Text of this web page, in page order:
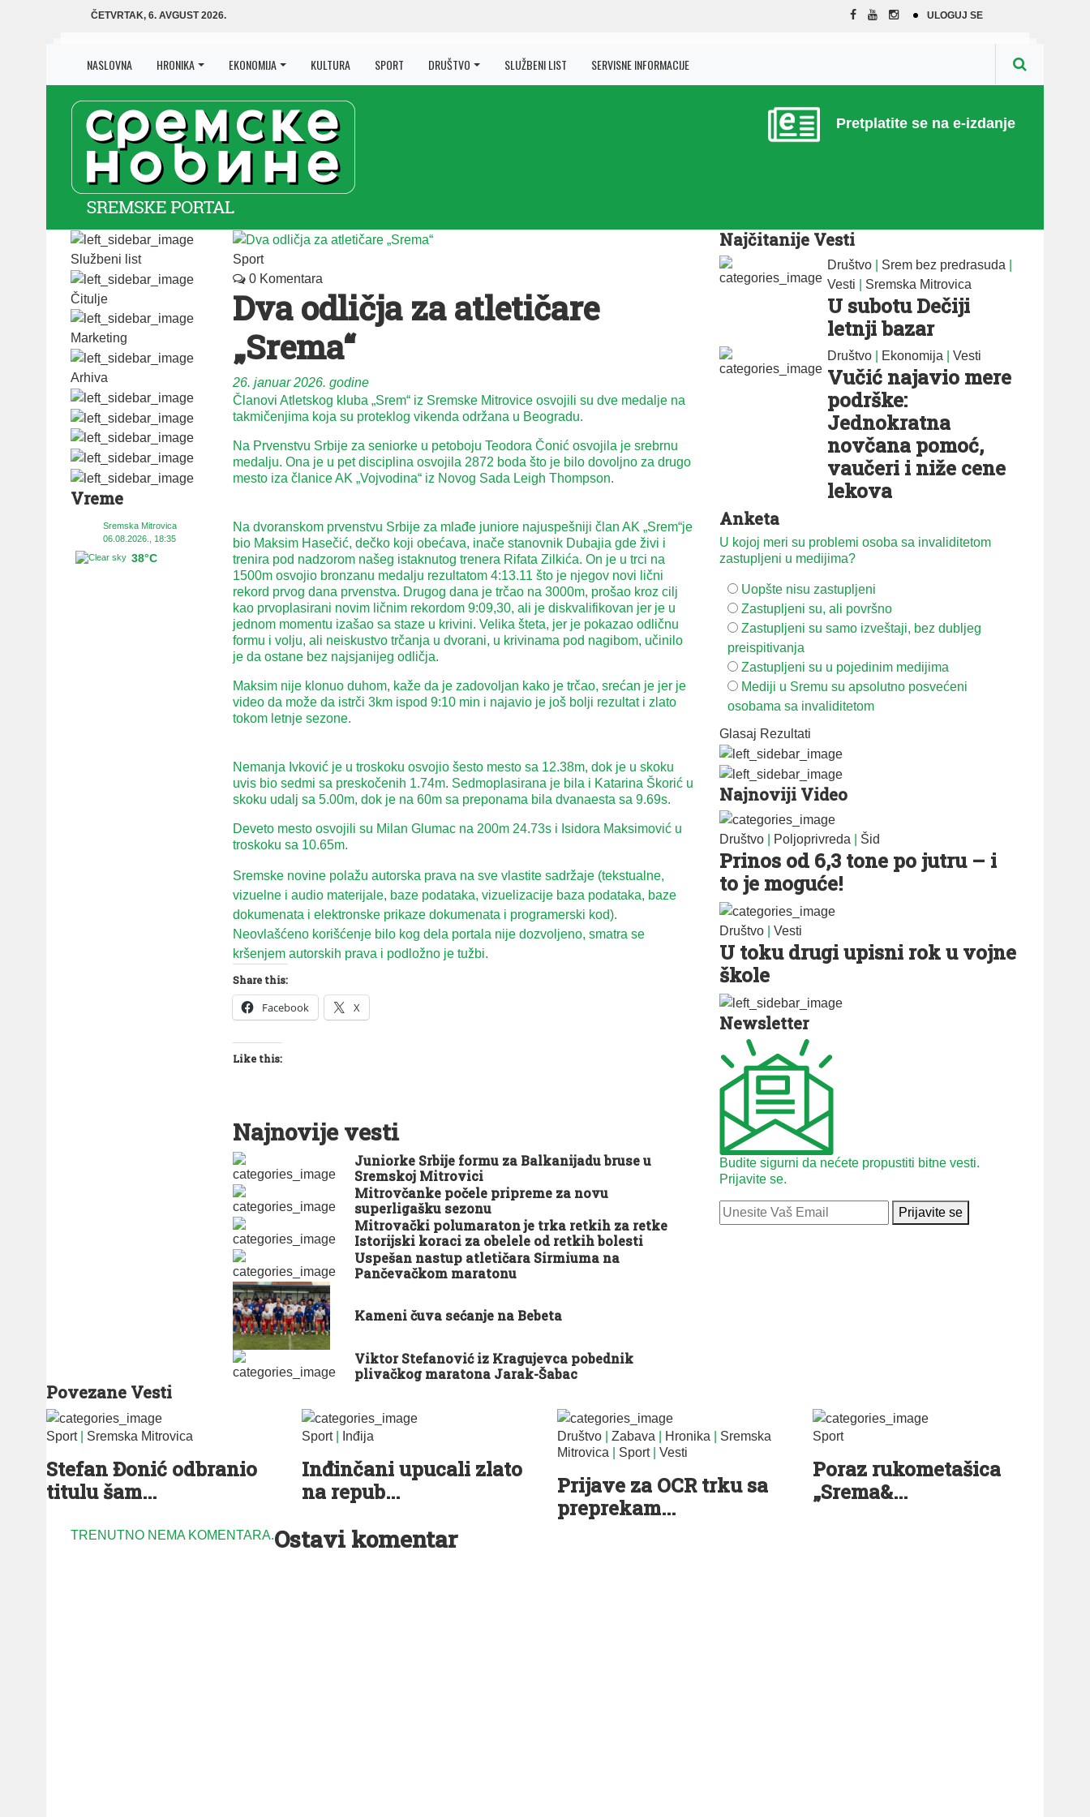
ČETVRTAK, 6. AVGUST 2026. ULOGUJ SE
NASLOVNA HRONIKA EKONOMIJA KULTURA SPORT DRUŠTVO SLUŽBENI LIST SERVISNE INFORMACIJE
Pretplatite se na e-izdanje
Službeni list
Čitulje
Marketing
Arhiva
Vreme
Sremska Mitrovica
06.08.2026., 18:35
38°C
Sport
0 Komentara
Dva odličja za atletičare
„Srema“
26. januar 2026. godine
Članovi Atletskog kluba „Srem“ iz Sremske Mitrovice osvojili su dve medalje na
takmičenjima koja su proteklog vikenda održana u Beogradu.
Na Prvenstvu Srbije za seniorke u petoboju Teodora Čonić osvojila je srebrnu
medalju. Ona je u pet disciplina osvojila 2872 boda što je bilo dovoljno za drugo
mesto iza članice AK „Vojvodina“ iz Novog Sada Leigh Thompson.
Na dvoranskom prvenstvu Srbije za mlađe juniore najuspešniji član AK „Srem“je
bio Maksim Hasečić, dečko koji obećava, inače stanovnik Dubajia gde živi i
trenira pod nadzorom našeg istaknutog trenera Rifata Zilkića. On je u trci na
1500m osvojio bronzanu medalju rezultatom 4:13.11 što je njegov novi lični
rekord prvog dana prvenstva. Drugog dana je trčao na 3000m, prošao kroz cilj
kao prvoplasirani novim ličnim rekordom 9:09,30, ali je diskvalifikovan jer je u
jednom momentu izašao sa staze u krivini. Velika šteta, jer je pokazao odličnu
formu i volju, ali neiskustvo trčanja u dvorani, u krivinama pod nagibom, učinilo
je da ostane bez najsjanijeg odličja.
Maksim nije klonuo duhom, kaže da je zadovoljan kako je trčao, srećan je jer je
video da može da istrči 3km ispod 9:10 min i najavio je još bolji rezultat i zlato
tokom letnje sezone.
Nemanja Ivković je u troskoku osvojio šesto mesto sa 12.38m, dok je u skoku
uvis bio sedmi sa preskočenih 1.74m. Sedmoplasirana je bila i Katarina Škorić u
skoku udalj sa 5.00m, dok je na 60m sa preponama bila dvanaesta sa 9.69s.
Deveto mesto osvojili su Milan Glumac na 200m 24.73s i Isidora Maksimović u
troskoku sa 10.65m.
Sremske novine polažu autorska prava na sve vlastite sadržaje (tekstualne,
vizuelne i audio materijale, baze podataka, vizuelizacije baza podataka, baze
dokumenata i elektronske prikaze dokumenata i programerski kod).
Neovlašćeno korišćenje bilo kog dela portala nije dozvoljeno, smatra se
kršenjem autorskih prava i podložno je tužbi.
Share this:
Facebook X
Like this:
Najnovije vesti
Juniorke Srbije formu za Balkanijadu bruse u
Sremskoj Mitrovici
Mitrovčanke počele pripreme za novu
superligašku sezonu
Mitrovački polumaraton je trka retkih za retke
Istorijski koraci za obelele od retkih bolesti
Uspešan nastup atletičara Sirmiuma na
Pančevačkom maratonu
Kameni čuva sećanje na Bebeta
Viktor Stefanović iz Kragujevca pobednik
plivačkog maratona Jarak-Šabac
Najčitanije Vesti
Društvo Srem bez predrasuda
Vesti
Sremska Mitrovica
U subotu Dečiji
letnji bazar
Društvo Ekonomija |Vesti
Vučić najavio mere
podrške:
Jednokratna
novčana pomoć,
vaučeri i niže cene
lekova
Anketa
U kojoj meri su problemi osoba sa invaliditetom
zastupljeni u medijima?
Uopšte nisu zastupljeni
Zastupljeni su, ali površno
Zastupljeni su samo izveštaji, bez dubljeg
preispitivanja
Zastupljeni su u pojedinim medijima
Mediji u Sremu su apsolutno posvećeni
osobama sa invaliditetom
Glasaj Rezultati
Najnoviji Video
Društvo Poljoprivreda Šid
Prinos od 6,3 tone po jutru – i
to je moguće!
Društvo Vesti
U toku drugi upisni rok u vojne
škole
Newsletter
Budite sigurni da nećete propustiti bitne vesti.
Prijavite se.
Prijavite se
Povezane Vesti
Sport| Sremska Mitrovica
Stefan Đonić odbranio
titulu šam...
Sport| Inđija
Inđinčani upucali zlato
na repub...
Društvo Zabava Hronika
Sremska
Mitrovica
Sport| Vesti
Prijave za OCR trku sa
preprekam...
Sport
Poraz rukometašica
„Srema&...
TRENUTNO NEMA KOMENTARA.Ostavi komentar